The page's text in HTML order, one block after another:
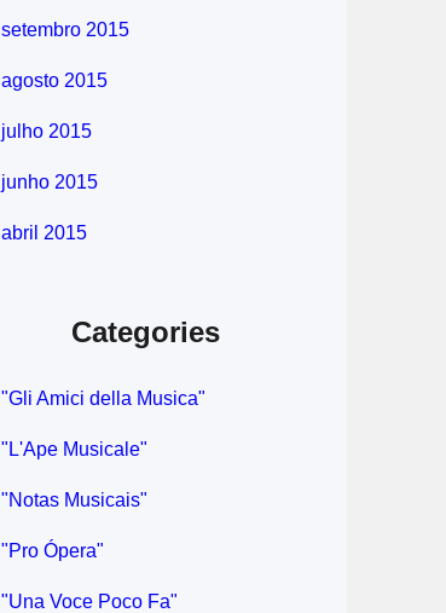
setembro 2015
agosto 2015
julho 2015
junho 2015
abril 2015
Categories
"Gli Amici della Musica"
"L'Ape Musicale"
"Notas Musicais"
"Pro Ópera"
"Una Voce Poco Fa"